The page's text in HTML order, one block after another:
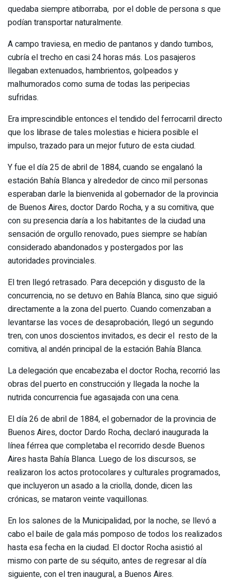
quedaba siempre atiborraba, por el doble de persona s que
podían transportar naturalmente.
A campo traviesa, en medio de pantanos y dando tumbos,
cubría el trecho en casi 24 horas más. Los pasajeros
llegaban extenuados, hambrientos, golpeados y
malhumorados como suma de todas las peripecias
sufridas.
Era imprescindible entonces el tendido del ferrocarril directo
que los librase de tales molestias e hiciera posible el
impulso, trazado para un mejor futuro de esta ciudad.
Y fue el día 25 de abril de 1884, cuando se engalanó la
estación Bahía Blanca y alrededor de cinco mil personas
esperaban darle la bienvenida al gobernador de la provincia
de Buenos Aires, doctor Dardo Rocha, y a su comitiva, que
con su presencia daría a los habitantes de la ciudad una
sensación de orgullo renovado, pues siempre se habían
considerado abandonados y postergados por las
autoridades provinciales.
El tren llegó retrasado. Para decepción y disgusto de la
concurrencia, no se detuvo en Bahía Blanca, sino que siguió
directamente a la zona del puerto. Cuando comenzaban a
levantarse las voces de desaprobación, llegó un segundo
tren, con unos doscientos invitados, es decir el resto de la
comitiva, al andén principal de la estación Bahía Blanca.
La delegación que encabezaba el doctor Rocha, recorrió las
obras del puerto en construcción y llegada la noche la
nutrida concurrencia fue agasajada con una cena.
El día 26 de abril de 1884, el gobernador de la provincia de
Buenos Aires, doctor Dardo Rocha, declaró inaugurada la
línea férrea que completaba el recorrido desde Buenos
Aires hasta Bahía Blanca. Luego de los discursos, se
realizaron los actos protocolares y culturales programados,
que incluyeron un asado a la criolla, donde, dicen las
crónicas, se mataron veinte vaquillonas.
En los salones de la Municipalidad, por la noche, se llevó a
cabo el baile de gala más pomposo de todos los realizados
hasta esa fecha en la ciudad. El doctor Rocha asistió al
mismo con parte de su séquito, antes de regresar al día
siguiente, con el tren inaugural, a Buenos Aires.